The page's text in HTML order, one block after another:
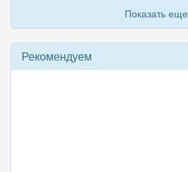
Показать еще
Рекомендуем